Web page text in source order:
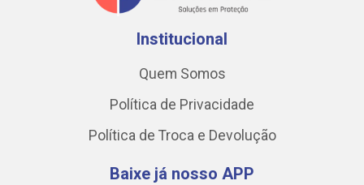
Institucional
Quem Somos
Política de Privacidade
Política de Troca e Devolução
Baixe já nosso APP